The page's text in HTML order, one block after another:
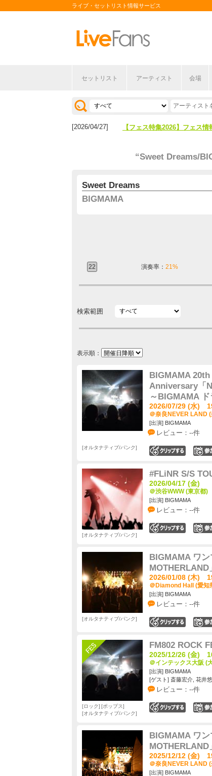
ライブ・セットリスト情報サービス
セットリスト アーティスト 会場
[2026/07/28] 【ライブ動員ランキング】
[2026/04/27] 【フェス特集2026】フェス情
“Sweet Dreams/
Sweet Dreams
BIGMAMA
22 演奏率： 21%
検索範囲
表示順：
BIGMAMA
Anniversary「
～BIGMAMA
2026/07/29 (水)
＠奈良NEVER LAND
[出演] BIGMAMA
レビュー：--件
オルタナティブ/パンク
#FLiNR S/S
2026/04/17 (金)
＠渋谷WWW (東京都)
[出演] BIGMAMA
レビュー：--件
オルタナティブ/パンク
BIGMAMA ワ
MOTHERLAND
2026/01/08 (木)
＠Diamond Hall (愛知
[出演] BIGMAMA
レビュー：--件
オルタナティブ/パンク
FM802 ROCK
2025/12/26 (金)
＠インテックス大阪 (
[出演] BIGMAMA
[ゲスト] 斎藤宏介, 花井
レビュー：--件
ロック
ポップス
オルタナティブ/パンク
BIGMAMA ワ
MOTHERLAND
2025/12/12 (金)
＠奈良NEVER LAND
[出演] BIGMAMA